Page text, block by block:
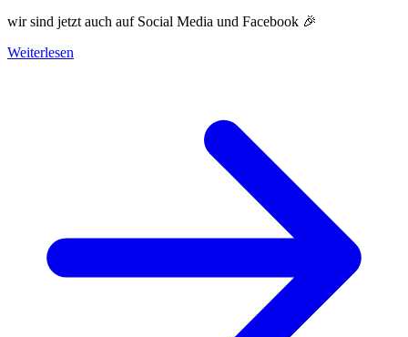
wir sind jetzt auch auf Social Media und Facebook 🎉
Weiterlesen